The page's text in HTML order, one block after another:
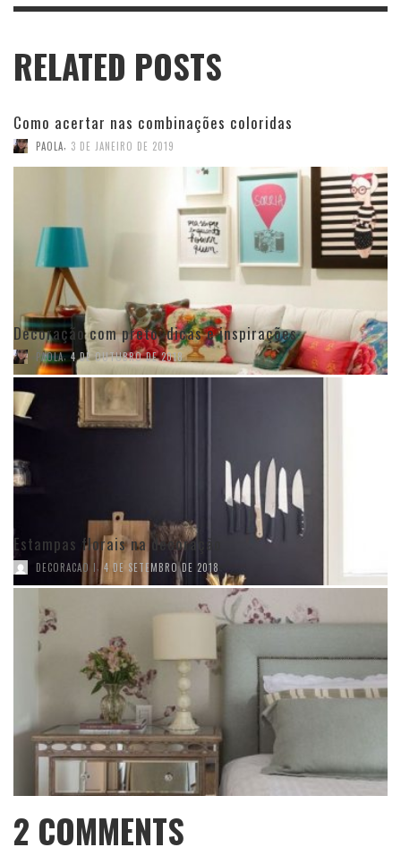
RELATED POSTS
Como acertar nas combinações coloridas
PAOLA 3 DE JANEIRO DE 2019
Decoração com preto: dicas e inspirações
PAOLA, 4 DE OUTUBRO DE 2018
Estampas florais na decoração
DECORACAO I 4 DE SETEMBRO DE 2018
2 COMMENTS